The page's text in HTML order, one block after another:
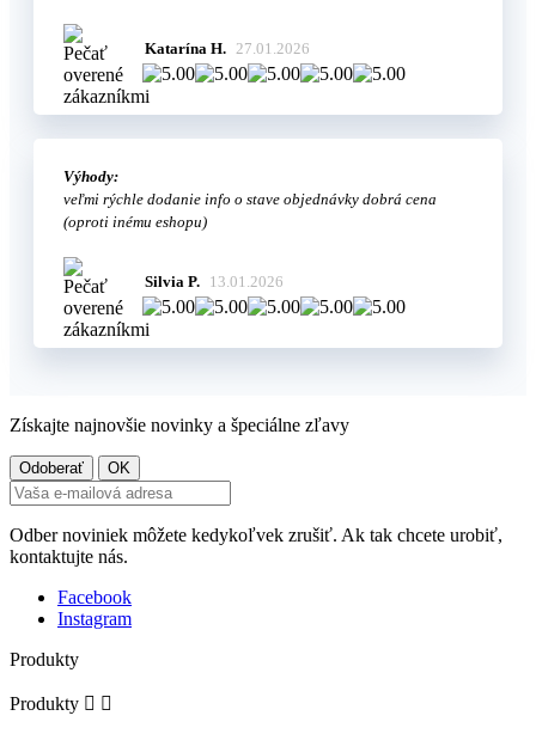
Katarína H. 27.01.2026
Výhody:
veľmi rýchle dodanie info o stave objednávky dobrá cena
(oproti inému eshopu)
Silvia P. 13.01.2026
Získajte najnovšie novinky a špeciálne zľavy
Odber noviniek môžete kedykoľvek zrušiť. Ak tak chcete urobiť,
kontaktujte nás.
Facebook
Instagram
Produkty
Produkty  